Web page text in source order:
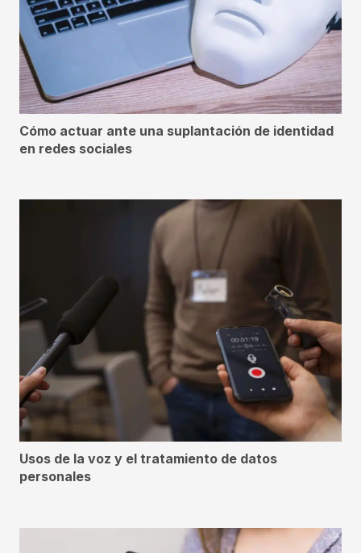
Cómo actuar ante una suplantación de identidad
en redes sociales
Usos de la voz y el tratamiento de datos
personales